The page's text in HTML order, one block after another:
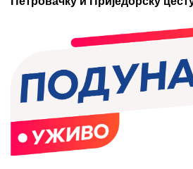
23. 07. 2026 12:47